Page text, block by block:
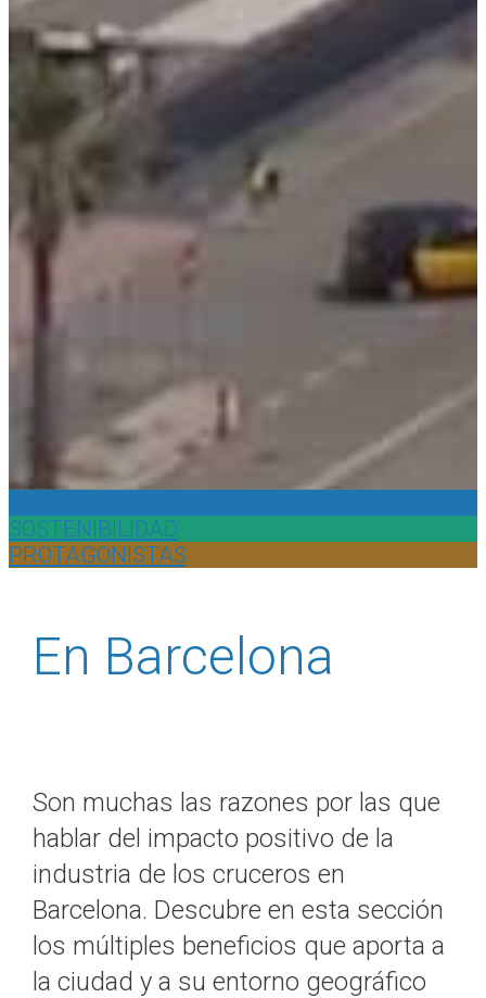
SOSTENIBILIDAD
PROTAGONISTAS
En Barcelona
Son muchas las razones por las que
hablar del impacto positivo de la
industria de los cruceros en
Barcelona. Descubre en esta sección
los múltiples beneficios que aporta a
la ciudad y a su entorno geográfico